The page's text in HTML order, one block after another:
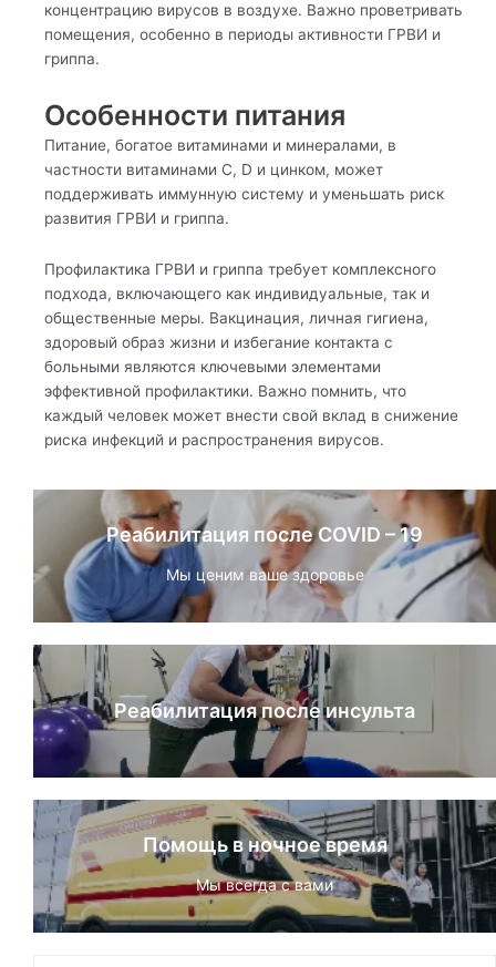
концентрацию вирусов в воздухе. Важно проветривать
помещения, особенно в периоды активности ГРВИ и
гриппа.
Особенности питания
Питание, богатое витаминами и минералами, в
частности витаминами C, D и цинком, может
поддерживать иммунную систему и уменьшать риск
развития ГРВИ и гриппа.
Профилактика ГРВИ и гриппа требует комплексного
подхода, включающего как индивидуальные, так и
общественные меры. Вакцинация, личная гигиена,
здоровый образ жизни и избегание контакта с
больными являются ключевыми элементами
эффективной профилактики. Важно помнить, что
каждый человек может внести свой вклад в снижение
риска инфекций и распространения вирусов.
Реабилитация после COVID – 19
Мы ценим ваше здоровье
Реабилитация после инсульта
Помощь в ночное время
Мы всегда с вами